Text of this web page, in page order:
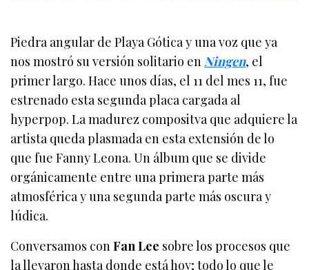
Piedra angular de Playa Gótica y una voz que ya
nos mostró su versión solitario enNingen, el
primer largo. Hace unos días, el 11 del mes 11, fue
estrenado esta segunda placa cargada al
hyperpop. La madurez compositva que adquiere la
artista queda plasmada en esta extensión de lo
que fue Fanny Leona. Un álbum que se divide
orgánicamente entre una primera parte más
atmosférica y una segunda parte más oscura y
lúdica.
Conversamos conFan Lee sobre los procesos que
la llevaron hasta donde está hoy; todo lo que le